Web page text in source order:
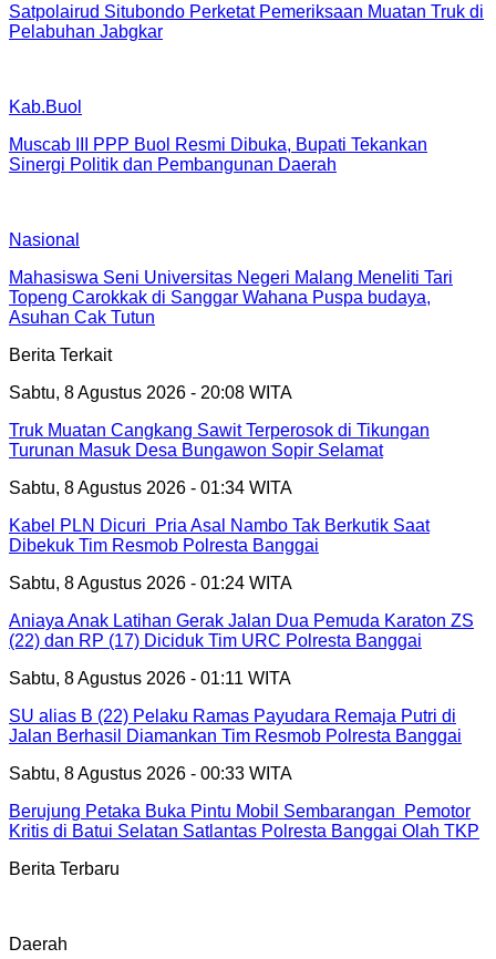
Satpolairud Situbondo Perketat Pemeriksaan Muatan Truk di
Pelabuhan Jabgkar
Kab.Buol
Muscab III PPP Buol Resmi Dibuka, Bupati Tekankan
Sinergi Politik dan Pembangunan Daerah
Nasional
Mahasiswa Seni Universitas Negeri Malang Meneliti Tari
Topeng Carokkak di Sanggar Wahana Puspa budaya,
Asuhan Cak Tutun
Berita Terkait
Sabtu, 8 Agustus 2026 - 20:08 WITA
Truk Muatan Cangkang Sawit Terperosok di Tikungan
Turunan Masuk Desa Bungawon Sopir Selamat
Sabtu, 8 Agustus 2026 - 01:34 WITA
Kabel PLN Dicuri Pria Asal Nambo Tak Berkutik Saat
Dibekuk Tim Resmob Polresta Banggai
Sabtu, 8 Agustus 2026 - 01:24 WITA
Aniaya Anak Latihan Gerak Jalan Dua Pemuda Karaton ZS
(22) dan RP (17) Diciduk Tim URC Polresta Banggai
Sabtu, 8 Agustus 2026 - 01:11 WITA
SU alias B (22) Pelaku Ramas Payudara Remaja Putri di
Jalan Berhasil Diamankan Tim Resmob Polresta Banggai
Sabtu, 8 Agustus 2026 - 00:33 WITA
Berujung Petaka Buka Pintu Mobil Sembarangan Pemotor
Kritis di Batui Selatan Satlantas Polresta Banggai Olah TKP
Berita Terbaru
Daerah